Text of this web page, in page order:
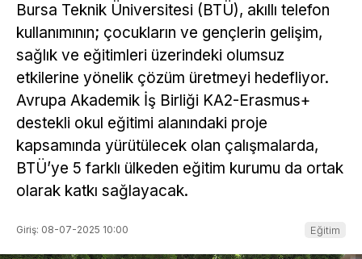
Bursa Teknik Üniversitesi (BTÜ), akıllı telefon
kullanımının; çocukların ve gençlerin gelişim,
sağlık ve eğitimleri üzerindeki olumsuz
etkilerine yönelik çözüm üretmeyi hedefliyor.
Avrupa Akademik İş Birliği KA2-Erasmus+
destekli okul eğitimi alanındaki proje
kapsamında yürütülecek olan çalışmalarda,
BTÜ’ye 5 farklı ülkeden eğitim kurumu da ortak
olarak katkı sağlayacak.
Giriş: 08-07-2025 10:00 Eğitim